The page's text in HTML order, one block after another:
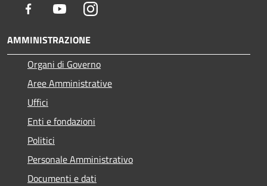
Facebook YoutubeInstagram
AMMINISTRAZIONE
Organi di Governo
Aree Amministrative
Uffici
Enti e fondazioni
Politici
Personale Amministrativo
Documenti e dati